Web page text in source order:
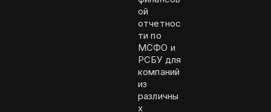
ой
отчетнос
ти по
МСФО и
РСБУ для
компаний
из
различны
х